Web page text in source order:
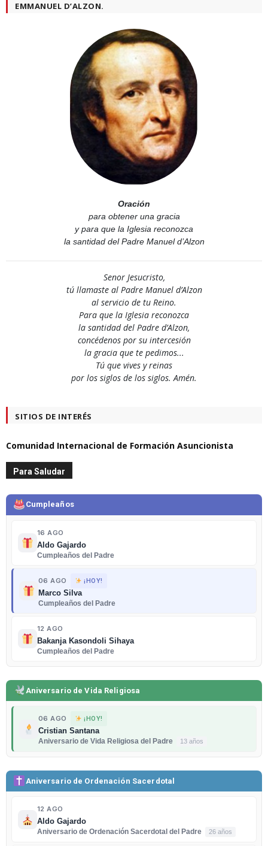
EMMANUEL D’ALZON.
Oración
para obtener una gracia
y para que la Iglesia reconozca
la santidad del Padre Manuel d’Alzon
Senor Jesucristo,
tú llamaste al Padre Manuel d’Alzon
al servicio de tu Reino.
Para que la Iglesia reconozca
la santidad del Padre d’Alzon,
concédenos por su intercesión
la gracia que te pedimos...
Tú que vives y reinas
por los siglos de los siglos. Amén.
SITIOS DE INTERÉS
Comunidad Internacional de Formación Asuncionista
Para Saludar
Cumpleaños
16 AGO
Aldo Gajardo
Cumpleaños del Padre
06 AGO ¡HOY!
Marco Silva
Cumpleaños del Padre
12 AGO
Bakanja Kasondoli Sihaya
Cumpleaños del Padre
Aniversario de Vida Religiosa
06 AGO ¡HOY!
Cristian Santana
Aniversario de Vida Religiosa del Padre
13 años
Aniversario de Ordenación Sacerdotal
12 AGO
Aldo Gajardo
Aniversario de Ordenación Sacerdotal del Padre
26 años